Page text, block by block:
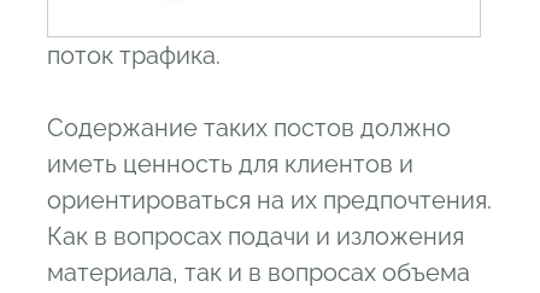
поток трафика.
Содержание таких постов должно
иметь ценность для клиентов и
ориентироваться на их предпочтения.
Как в вопросах подачи и изложения
материала, так и в вопросах объема